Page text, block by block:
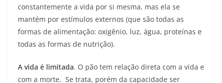
constantemente a vida por si mesma, mas ela se
mantém por estímulos externos (que são todas as
formas de alimentação: oxigênio, luz, água, proteínas e
todas as formas de nutrição).
A vida é limitada. O pão tem relação direta com a vida e
com a morte. Se trata, porém da capacidade ser